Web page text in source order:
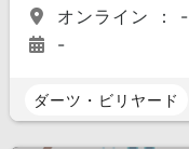
オンライン ： -
-
ダーツ・ビリヤード